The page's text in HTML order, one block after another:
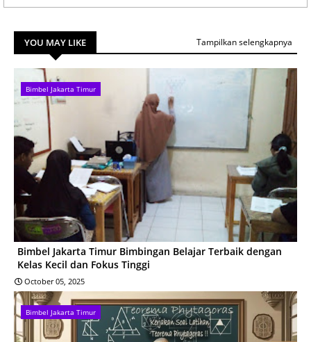
YOU MAY LIKE Tampilkan selengkapnya
Bimbel Jakarta Timur
Bimbel Jakarta Timur Bimbingan Belajar Terbaik dengan
Kelas Kecil dan Fokus Tinggi
October 05, 2025
Bimbel Jakarta Timur